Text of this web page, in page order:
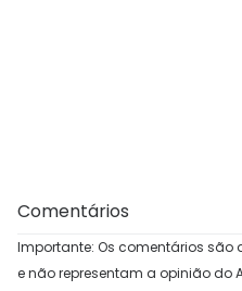
Comentários
Importante: Os comentários são
e não representam a opinião do